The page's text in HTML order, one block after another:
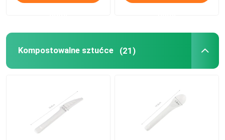
Biodegradowalne słomki do picia
Jednorazowy stożek do serwowania
Kompostowalne sztućce (21)